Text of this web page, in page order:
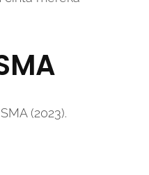
(2023).